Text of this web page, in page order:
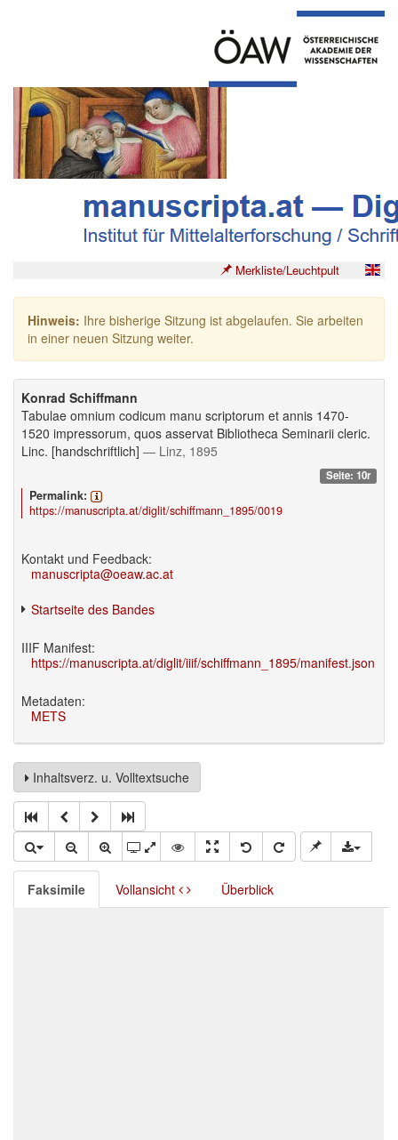
Merkliste/Leuchtpult
Hinweis: Ihre bisherige Sitzung ist abgelaufen. Sie arbeiten
in einer neuen Sitzung weiter.
Konrad Schiffmann
Tabulae omnium codicum manu scriptorum et annis 1470-
1520 impressorum, quos asservat Bibliotheca Seminarii cleric.
Linc. [handschriftlich] — Linz, 1895
Seite: 10r
Permalink:
https://manuscripta.at/diglit/schiffmann_1895/0019
Kontakt und Feedback:
manuscripta@oeaw.ac.at
Startseite des Bandes
IIIF Manifest:
https://manuscripta.at/diglit/iiif/schiffmann_1895/manifest.json
Metadaten:
METS
Inhaltsverz. u. Volltextsuche
Faksimile Vollansicht Überblick